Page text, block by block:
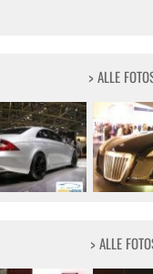
> ALLE
> ALLE